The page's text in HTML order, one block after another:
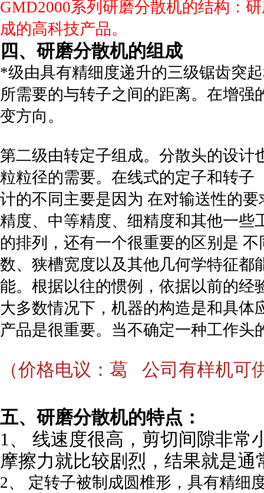
GMD2000系列研磨分散机的结构：
成的高科技产品。
四、研磨分散机的组成
*级由具有精细度递升的三级锯齿突
所需要的与转子之间的距离。在增
变方向。
第二级由转定子组成。分散头的设
粒粒径的需要。在线式的定子和转子
计的不同主要是因为 在对输送性的
精度、中等精度、细精度和其他一些
的排列，还有一个很重要的区别是
数、狭槽宽度以及其他几何学特征都
能。根据以往的惯例，依据以前的经
大多数情况下，机器的构造是和具
产品是很重要。当不确定一种工作头
（价格电议：葛 公司有样机可
五、研磨分散机的特点：
1、 线速度很高，剪切间隙非常
摩擦力就比较剧烈，结果就是通
2、 定转子被制成圆椎形，具有精细